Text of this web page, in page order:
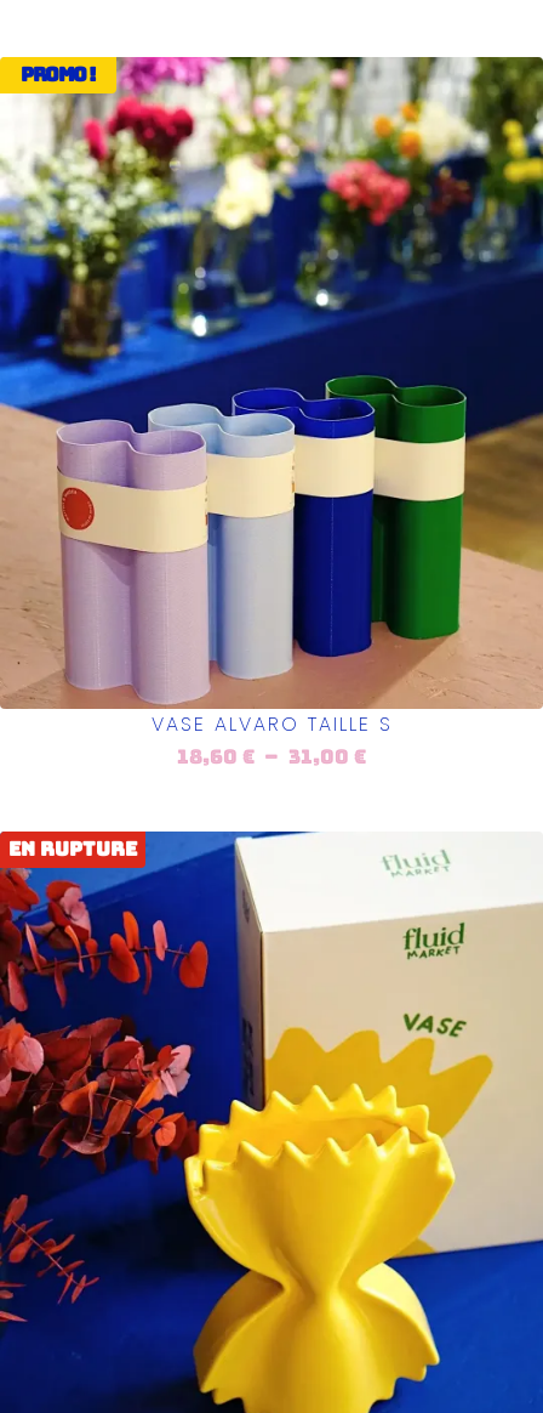
Promo !
VASE ALVARO TAILLE S
18,60 € – 31,00 €
En rupture